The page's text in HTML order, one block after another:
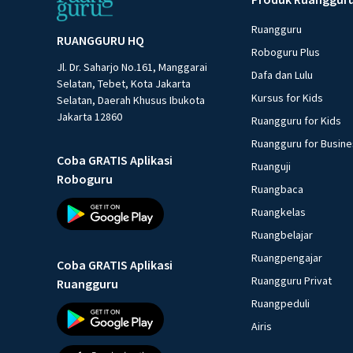
RUANGGURU HQ
Jl. Dr. Saharjo No.161, Manggarai
Selatan, Tebet, Kota Jakarta
Selatan, Daerah Khusus Ibukota
Jakarta 12860
Coba GRATIS Aplikasi
Roboguru
Coba GRATIS Aplikasi
Ruangguru
Ruangguru
Roboguru Plus
Dafa dan Lulu
Kursus for Kids
Ruangguru for Kids
Ruangguru for
Ruanguji
Ruangbaca
Ruangkelas
Ruangbelajar
Ruangpengajar
Ruangguru Privat
Ruangpeduli
Airis